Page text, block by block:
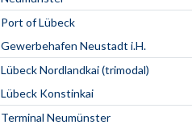
Port of Lübeck
Gewerbehafen Neustadt i.H.
Lübeck Nordlandkai (trimodal)
Lübeck Konstinkai
Terminal Neumünster